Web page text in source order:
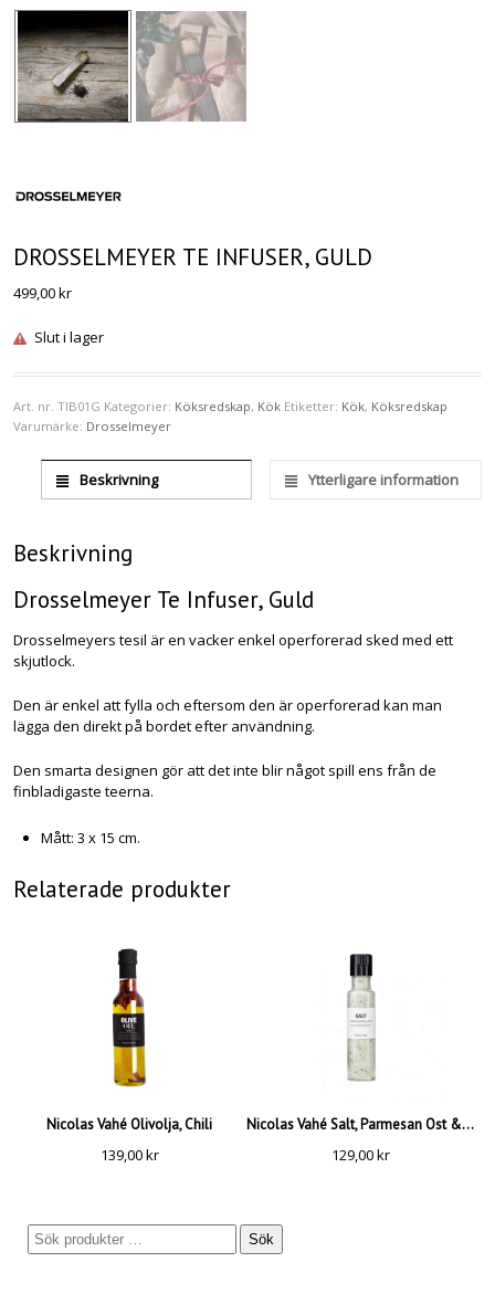
DROSSELMEYER TE INFUSER, GULD
499,00kr
Slut i lager
Art. nr.TIB01G Kategorier: Köksredskap, Kök Etiketter: Kök, Köksredskap
Varumärke: Drosselmeyer
Beskrivning Ytterligare information
Beskrivning
Drosselmeyer Te Infuser, Guld
Drosselmeyers tesil är en vacker enkel operforerad sked med ett
skjutlock.
Den är enkel att fylla och eftersom den är operforerad kan man
lägga den direkt på bordet efter användning.
Den smarta designen gör att det inte blir något spill ens från de
finbladigaste teerna.
Mått: 3 x 15 cm.
Relaterade produkter
Nicolas Vahé Olivolja, Chili
139,00kr
Nicolas Vahé Salt, Parmesan Ost & Basilika
129,00kr
Sök